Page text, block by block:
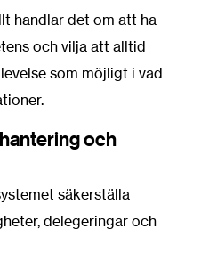
handlar det om att ha
och vilja att alltid
som möjligt i vad
och
säkerställa
delegeringar och